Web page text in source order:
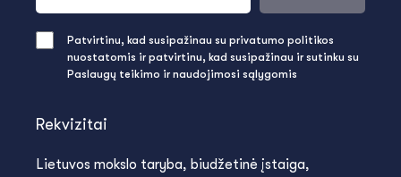
Rekvizitai
Lietuvos mokslo taryba, biudžetinė įstaiga,
Patvirtinu, kad susipažinau su privatumo politikos
nuostatomis ir patvirtinu, kad susipažinau ir sutinku su
Paslaugų teikimo ir naudojimosi sąlygomis